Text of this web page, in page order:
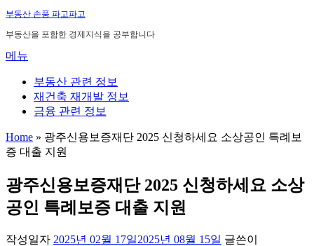
내
용
로
부동산 손품 파고파고
부동산을 포함한 경제지식을 공부합니다
메뉴
부동산 관련 정보
재건축 재개발 정보
금융 관련 정보
Home » 광주신용보증재단 2025 신청하세요 소상공인 특례보
증 대출 지원
광주신용보증재단 2025 신청하세요 소상
공인 특례보증 대출 지원
작성일자 2025년 02월 17일2025년 08월 15일 글쓴이